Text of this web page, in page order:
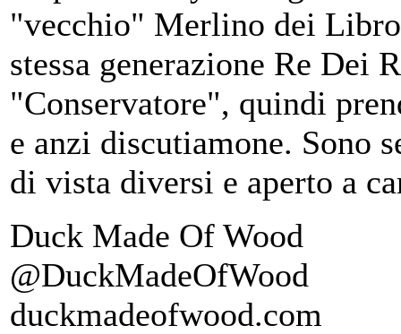
"vecchio" Merlino dei
stessa generazione Re Dei
"Conservatore", quindi
e anzi discutiamone. Sono
di vista diversi e aperto a
Duck Made Of Wood
@DuckMadeOfWood
duckmadeofwood.com